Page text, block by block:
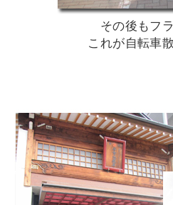
その後もフ
これが自転車